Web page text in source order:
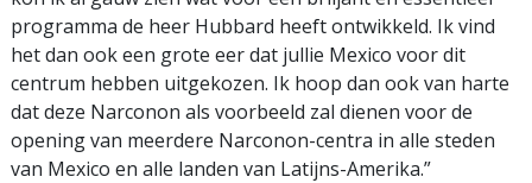
programma de heer Hubbard heeft ontwikkeld. Ik vind
het dan ook een grote eer dat jullie Mexico voor dit
centrum hebben uitgekozen. Ik hoop dan ook van harte
dat deze Narconon als voorbeeld zal dienen voor de
opening van meerdere Narconon-centra in alle steden
van Mexico en alle landen van Latijns-Amerika.”